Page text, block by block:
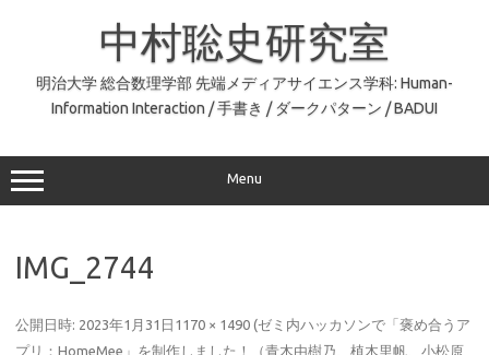
中村聡史研究室
明治大学 総合数理学部 先端メディアサイエンス学科: Human-
Information Interaction / 手書き / ダークパターン / BADUI
Menu
IMG_2744
公開日時: 2023年1月31日 1170 × 1490 (ゼミ内ハッカソンで「褒め合うア
プリ：HomeMee」を制作しました！（青木由樹乃、植木里帆、小松原